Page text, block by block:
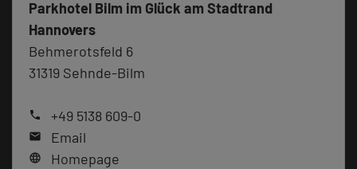
Parkhotel Bilm im Glück am Stadtrand
Hannovers
Behmerotsfeld 6
31319 Sehnde-Bilm
phone +49 5138 609-0
mail Email
language Homepage